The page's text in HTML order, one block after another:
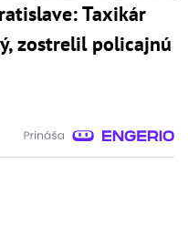
Taxikár
zostrelil policajnú